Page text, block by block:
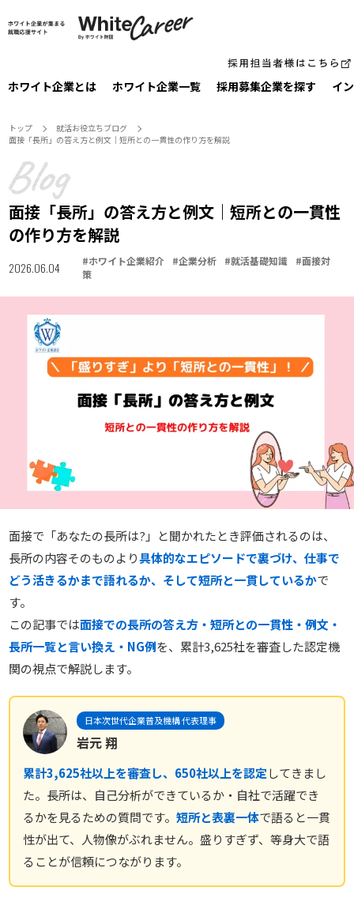
ホワイト企業とは ホワイト企業一覧 採⽤募集企業を探す イ
トップ
就活お役⽴ちブログ
面接「長所」の答え方と例文｜短所との一貫性の作り方を解説
面接「長所」の答え方と例文｜短所との一貫性
の作り方を解説
2026.06.04 #ホワイト企業紹介 #企業分析 #就活基礎知識 #面接対
策
面接で「あなたの長所は?」と聞かれたとき評価されるのは、
長所の内容そのものより具体的なエピソードで裏づけ、仕事で
どう活きるかまで語れるか、そして短所と一貫しているかで
す。
この記事では面接での長所の答え方・短所との一貫性・例文・
長所一覧と言い換え・NG例を、累計3,625社を審査した認定機
関の視点で解説します。
日本次世代企業普及機構 代表理事
岩元 翔
累計3,625社以上を審査し、650社以上を認定してきまし
た。長所は、自己分析ができているか・自社で活躍でき
るかを見るための質問です。短所と表裏一体で語ると一貫
性が出て、人物像がぶれません。盛りすぎず、等身大で語
ることが信頼につながります。